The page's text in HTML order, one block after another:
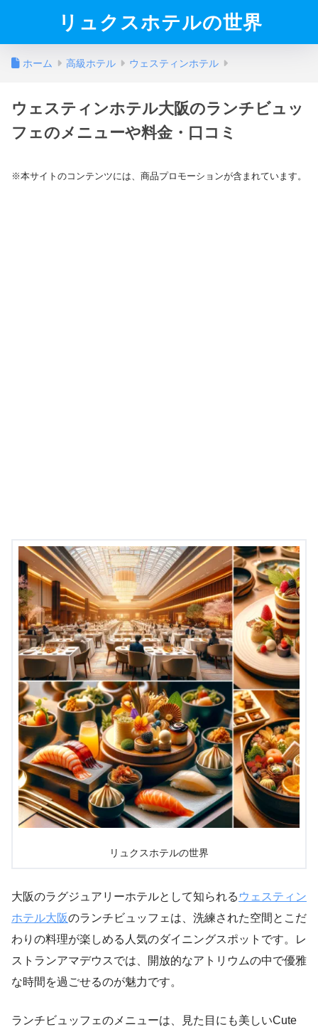
リュクスホテルの世界
ホーム 高級ホテル ウェスティンホテル
ウェスティンホテル大阪のランチビュッ
フェのメニューや料金・口コミ
※本サイトのコンテンツには、商品プロモーションが含まれています。
リュクスホテルの世界
大阪のラグジュアリーホテルとして知られる ウェスティン
ホテル大阪のランチビュッフェは、洗練された空間とこだ
わりの料理が楽しめる人気のダイニングスポットです。レ
ストランアマデウスでは、開放的なアトリウムの中で優雅
な時間を過ごせるのが魅力です。
ランチビュッフェのメニューは、見た目にも美しいCute